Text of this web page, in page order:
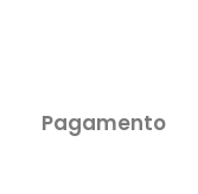
Pagamento